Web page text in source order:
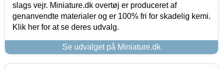
slags vejr. Miniature.dk overtøj er produceret af
genanvendte materialer og er 100% fri for skadelig kemi.
Klik her for at se deres udvalg.
Se udvalget på Miniature.dk